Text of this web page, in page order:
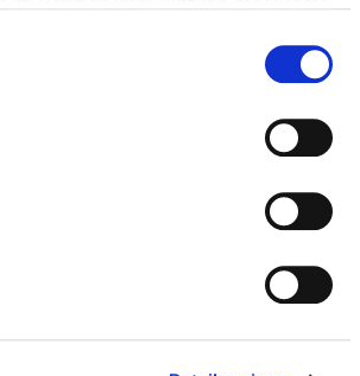
/ MEDIZINISCHER BADEMEISTER
/ MEDIZINISCHE BADEMEISTERIN
UND